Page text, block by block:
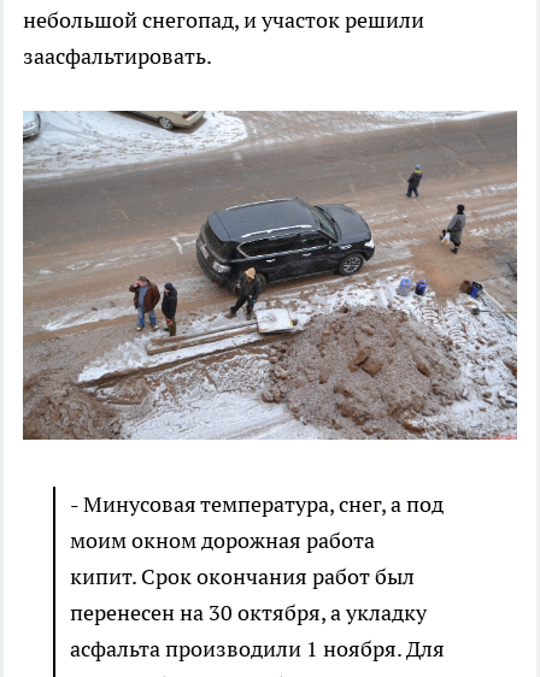
небольшой снегопад, и участок решили
заасфальтировать.
- Минусовая температура, снег, а под
моим окном дорожная работа
кипит. Срок окончания работ был
перенесен на 30 октября, а укладку
асфальта производили 1 ноября. Для